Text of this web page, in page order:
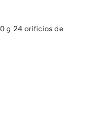
g 24 orificios de